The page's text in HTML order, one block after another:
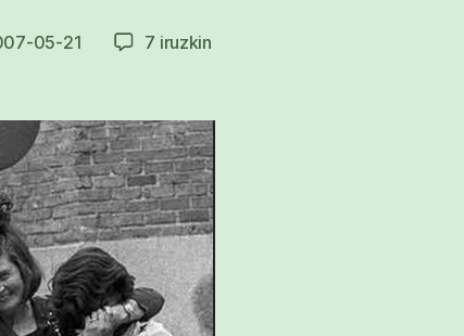
05-21 7 iruzkinEva